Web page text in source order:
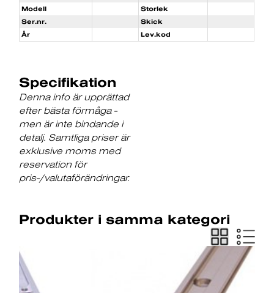
Modell
Storlek
Ser.nr.
Skick
År
Lev.kod
Specifikation
Denna info är upprättad
efter bästa förmåga -
men är inte bindande i
detalj. Samtliga priser är
exklusive moms med
reservation för
pris-/valutaförändringar.
Produkter i samma kategori